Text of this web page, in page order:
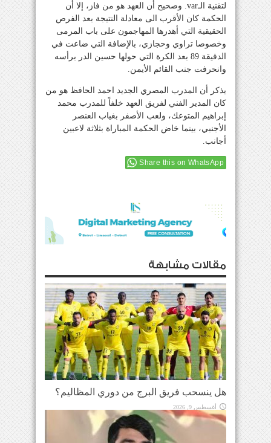
لتقنية الـvar. وصحيح أن العهد هو من فاز، إلا أن
الحكمة كان الأقرب الى معادلة النتيجة بعد الفرص
الحقيقية التي أهدرها المهاجمون على باب المرمى
وخصوصا تراوي وحجازي، بالإضافة التي ضاعت في
الدقيقة 89 بعد الكرة التي حولها حسين الدر برأسه
وانحرفت جنب القائم الأيمن.
يذكر أن المدرب المصري الجديد احمد الحافظ هو من
كان المدير الفني لفريق العهد خلفاً للمدرب محمد
إبراهيم المتوعك، ولعب الأصفر بغياب العنصر
الأجنبي، بينما خاض الحكمة المباراة بثلاثة لاعبين
أجانب.
Share this on WhatsApp
مقالات مشابهة
هل ينسحب فريق البرج من دوري المظاليم؟
أغسطس 9, 2026